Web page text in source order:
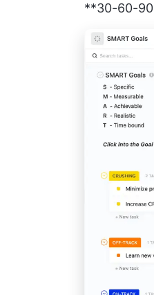
**30-60-90